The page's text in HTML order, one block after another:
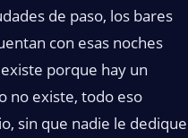
de paso, los bares
con esas noches
porque hay un
no existe, todo eso
sin que nadie le dedique